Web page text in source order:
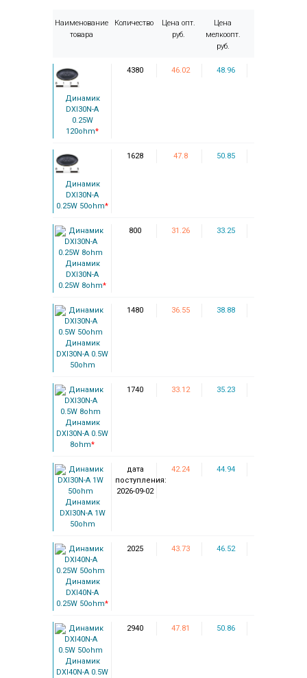
Наименование
товара
Количество
Цена опт.
руб.
Цена
мелкоопт.
руб.
Динамик
DXI30N-A
0.25W
120ohm*
4380 46.02 48.96
Динамик
DXI30N-A
0.25W 50ohm*
1628 47.8 50.85
Динамик
DXI30N-A
0.25W 8ohm*
800 31.26 33.25
Динамик
DXI30N-A 0.5W
50ohm
1480 36.55 38.88
Динамик
DXI30N-A 0.5W
8ohm*
1740 33.12 35.23
Динамик
DXI30N-A 1W
50ohm
дата
поступления:
2026-09-02
42.24 44.94
Динамик
DXI40N-A
0.25W 50ohm*
2025 43.73 46.52
Динамик
DXI40N-A 0.5W
2940 47.81 50.86